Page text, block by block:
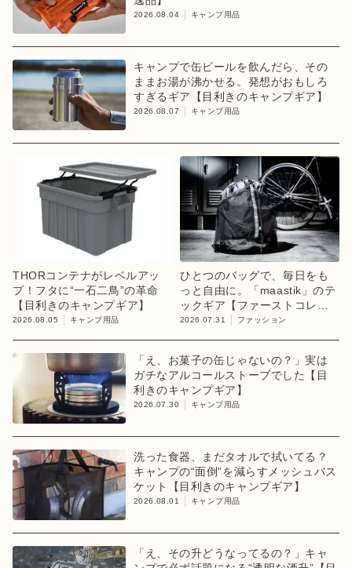
2026.08.04 キャンプ用品
キャンプで缶ビールを飲んだら、その
ままお湯が沸かせる。発想がおもしろ
すぎるギア【目利きのキャンプギア】
2026.08.07 キャンプ用品
THORコンテナがレベルアッ
プ！フタに“一石二鳥”の革命
【目利きのキャンプギア】
2026.08.05 キャンプ用品
ひとつのバッグで、毎日をも
っと自由に。「maastik」のテ
ックギア【ファーストコレク
ション「chapter 1」】
2026.07.31 ファッション
「え、お菓子の缶じゃないの？」実は
ガチなアルコールストーブでした【目
利きのキャンプギア】
2026.07.30 キャンプ用品
洗った食器、まだタオルで拭いてる？
キャンプの“面倒”を減らすメッシュバス
ケット【目利きのキャンプギア】
2026.08.01 キャンプ用品
「え、その升どうなってるの？」キャ